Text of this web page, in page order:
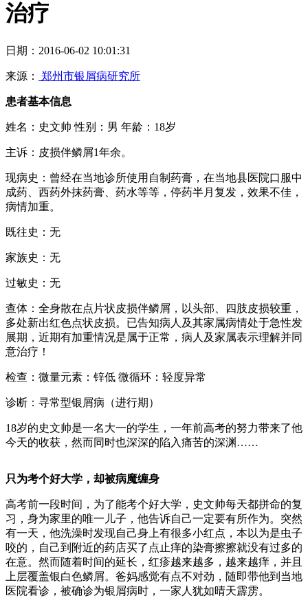
治疗
日期：2016-06-02 10:01:31
来源： 郑州市银屑病研究所
患者基本信息
姓名：史文帅 性别：男 年龄：18岁
主诉：皮损伴鳞屑1年余。
现病史：曾经在当地诊所使用自制药膏，在当地县医院口服中
成药、西药外抹药膏、药水等等，停药半月复发，效果不佳，
病情加重。
既往史：无
家族史：无
过敏史：无
查体：全身散在点片状皮损伴鳞屑，以头部、四肢皮损较重，
多处新出红色点状皮损。已告知病人及其家属病情处于急性发
展期，近期有加重情况是属于正常，病人及家属表示理解并同
意治疗！
检查：微量元素：锌低 微循环：轻度异常
诊断：寻常型银屑病（进行期）
18岁的史文帅是一名大一的学生，一年前高考的努力带来了他
今天的收获，然而同时也深深的陷入痛苦的深渊……
只为考个好大学，却被病魔缠身
高考前一段时间，为了能考个好大学，史文帅每天都拼命的复
习，身为家里的唯一儿子，他告诉自己一定要有所作为。突然
有一天，他洗澡时发现自己身上有很多小红点，本以为是虫子
咬的，自己到附近的药店买了点止痒的染膏擦擦就没有过多的
在意。然而随着时间的延长，红疹越来越多，越来越痒，并且
上层覆盖银白色鳞屑。爸妈感觉有点不对劲，随即带他到当地
医院看诊，被确诊为银屑病时，一家人犹如晴天霹雳。